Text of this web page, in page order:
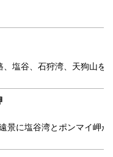
塩谷、石狩湾、天狗山
景に塩谷湾とポンマイ岬